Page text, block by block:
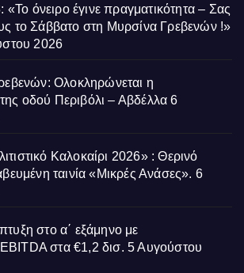
όνειρο έγινε πραγματικότητα – Σας
το Σάββατο στη Μυρσίνα Γρεβενών !»
2026
Ολοκληρώνεται η
οδού Περιβόλι – Αβδέλλα 6
Καλοκαίρι 2026» : Θερινό
ταινία «Μικρές Ανάσες». 6
στο α΄ εξάμηνο με
στα €1,2 δισ. 5 Αυγούστου